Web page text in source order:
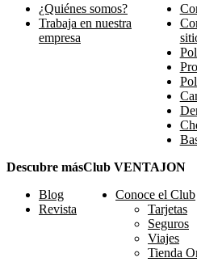
¿Quiénes somos?
Trabaja en nuestra
empresa
Descubre más
Blog
Revista
Club VENTAJON
Conoce el Club
Tarjetas
Seguros
Viajes
Tienda